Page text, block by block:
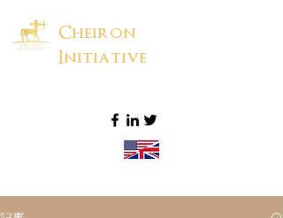
Cheiron
Initiative